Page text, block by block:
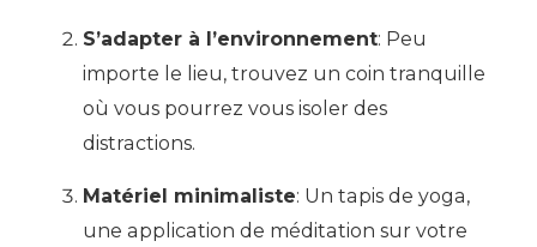
S’adapter à l’environnement: Peu
importe le lieu, trouvez un coin tranquille
où vous pourrez vous isoler des
distractions.
Matériel minimaliste: Un tapis de yoga,
une application de méditation sur votre